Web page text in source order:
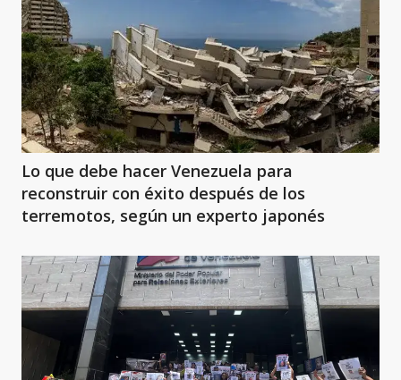
Lo que debe hacer Venezuela para
reconstruir con éxito después de los
terremotos, según un experto japonés